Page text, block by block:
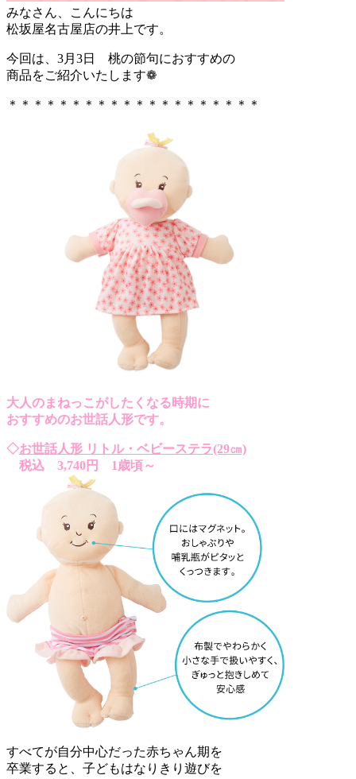
みなさん、こんにちは
松坂屋名古屋店の井上です。
今回は、3月3日 桃の節句におすすめの
商品をご紹介いたします❁
＊＊＊＊＊＊＊＊＊＊＊＊＊＊＊＊＊＊＊＊
大人のまねっこがしたくなる時期に
おすすめのお世話人形です。
◇お世話人形 リトル・ベビーステラ(29㎝)
税込 3,740円 1歳頃～
すべてが自分中心だった赤ちゃん期を
卒業すると、子どもはなりきり遊びを